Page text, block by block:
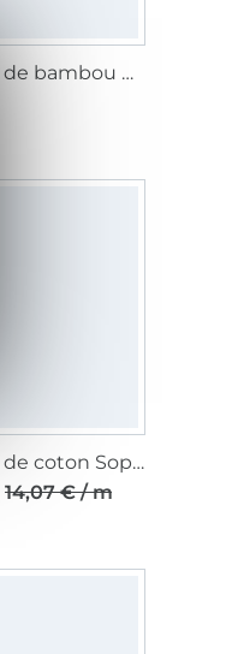
Tissu jersey de bambou uni, blanc cassé
Tissu jersey de coton Sopo, blanc cassé
14,07 € / m